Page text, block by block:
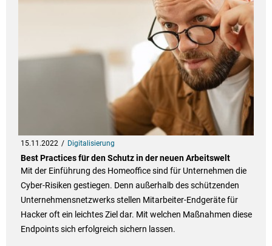
15.11.2022 Digitalisierung
Best Practices für den Schutz in der neuen Arbeitswelt
Mit der Einführung des Homeoffice sind für Unternehmen die
Cyber-Risiken gestiegen. Denn außerhalb des schützenden
Unternehmensnetzwerks stellen Mitarbeiter-Endgeräte für
Hacker oft ein leichtes Ziel dar. Mit welchen Maßnahmen diese
Endpoints sich erfolgreich sichern lassen.